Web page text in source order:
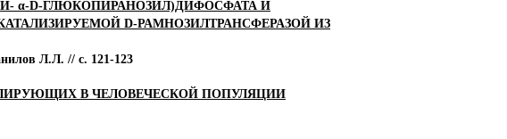
α-D-ГЛЮКОПИРАНОЗИЛ)ДИФОСФАТА И
D-РАМНОЗИЛТРАНСФЕРАЗОЙ ИЗ
Л.Л. // с. 121-123
В ЧЕЛОВЕЧЕСКОЙ ПОПУЛЯЦИИ